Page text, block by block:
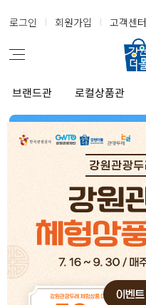
로그인 회원가입 고객센터
브랜드관 로컬상품관